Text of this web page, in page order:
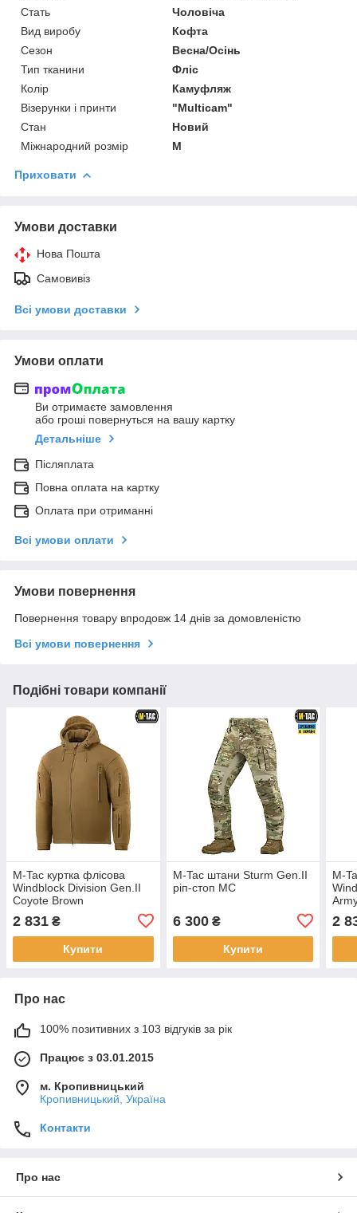
Стать
Чоловіча
Вид виробу
Кофта
Сезон
Весна/Осінь
Тип тканини
Фліс
Колір
Камуфляж
Візерунки і принти
"Multicam"
Стан
Новий
Міжнародний розмір
M
Приховати
Умови доставки
Нова Пошта
Самовивіз
Всі умови доставки
Умови оплати
Ви отримаєте замовлення
або гроші повернуться на вашу картку
Детальніше
Післяплата
Повна оплата на картку
Оплата при отриманні
Всі умови оплати
Умови повернення
Повернення товару впродовж 14 днів за домовленістю
Всі умови повернення
Подібні товари компанії
M-Tac куртка флісова
Windblock Division Gen.II
Coyote Brown
2 831 ₴
Купити
M-Tac штани Sturm Gen.II
ріп-стоп MC
6 300₴
Купити
M-
2
Про нас
100% позитивних з 103 відгуків за рік
Працює з 03.01.2015
м. Кропивницький
Кропивницький, Україна
Контакти
Про нас